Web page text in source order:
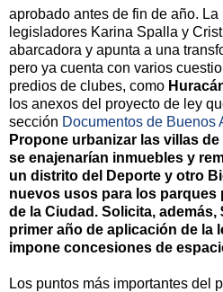
aprobado antes de fin de año.
legisladores Karina Spalla y
abarcadora y apunta a una
pero ya cuenta con varios
predios de clubes, como
los anexos del proyecto de ley
sección Documentos de Buenos
Propone urbanizar las villas
se enajenarían inmuebles y
un distrito del Deporte y otro
nuevos usos para los parques
de la Ciudad. Solicita, además,
primer año de aplicación de la
impone concesiones de
Los puntos más importantes del